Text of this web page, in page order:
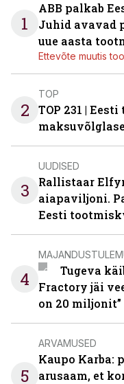
1
ABB palkab
Juhid avavad
uue aasta
Ettevõte muutis
2
TOP
TOP 231 |
3
UUDISED
Rallistaar
aiapaviljoni.
Eesti
4
Tugeva
Fractory jäi
on 20 miljonit”
5
ARVAMUSED
Kaupo Karba:
arusaam, et